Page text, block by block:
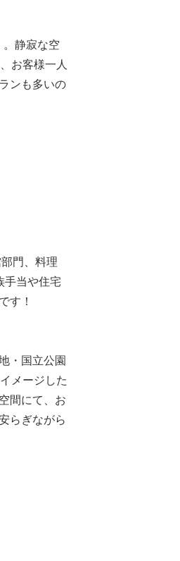
静寂な空
お客様一人
ンも多いの
門、料理
手当や住宅
す！
・国立公園
メージした
間にて、お
らぎながら